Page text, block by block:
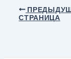
Навигация
СТРАНИЦА